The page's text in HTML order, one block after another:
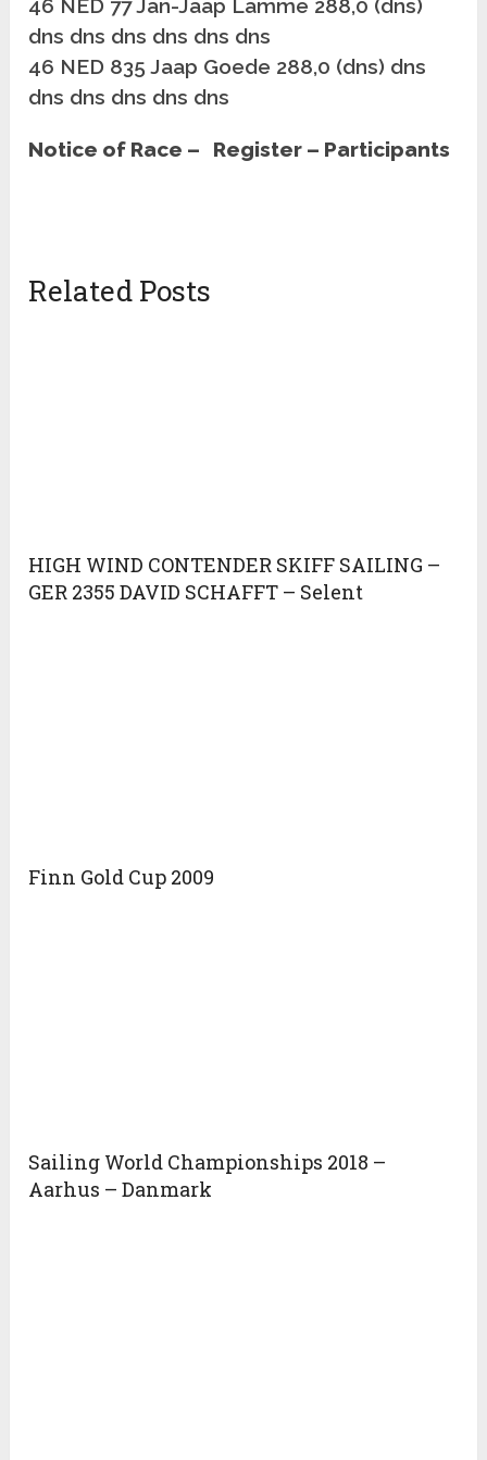
46 NED 77 Jan-Jaap Lamme 288,0 (dns)
dns dns dns dns dns dns
46 NED 835 Jaap Goede 288,0 (dns) dns
dns dns dns dns dns
Notice of Race – Register – Participants
Related Posts
HIGH WIND CONTENDER SKIFF SAILING –
GER 2355 DAVID SCHAFFT – Selent
Finn Gold Cup 2009
Sailing World Championships 2018 –
Aarhus – Danmark